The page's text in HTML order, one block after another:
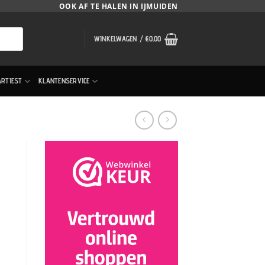
OOK AF TE HALEN IN IJMUIDEN
WINKELWAGEN /€0.00
KLANTENSERVICE